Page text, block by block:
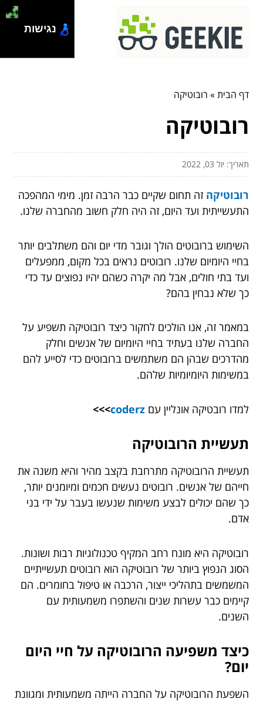
דף הבית» רובוטיקה
רובוטיקה
תאריך: יול 03, 2022
רובוטיקה זה תחום שקיים כבר הרבה זמן. מימי המהפכה
התעשייתית ועד היום, זה היה חלק חשוב מהחברה שלנו.
השימוש ברובוטים הולך וגובר מדי יום והם משתלבים יותר
בחיי היומיום שלנו. רובוטים נראים בכל מקום, ממפעלים
ועד בתי חולים, אבל מה יקרה כשהם יהיו נפוצים עד כדי
כך שלא נבחין בהם?
במאמר זה, אנו הולכים לחקור כיצד רובוטיקה תשפיע על
החברה שלנו בעתיד בחיי היומיום של אנשים וחלק
מהדרכים שבהן הם משתמשים ברובוטים כדי לסייע להם
במשימות היומיומיות שלהם.
למדו רובטיקה אונליין עם coderz
>>>
תעשיית הרובוטיקה
תעשיית הרובוטיקה מתרחבת בקצב מהיר והיא משנה את
חייהם של אנשים. רובוטים נעשים חכמים ומיומנים יותר,
כך שהם יכולים לבצע משימות שנעשו בעבר על ידי בני
אדם.
רובוטיקה היא מונח רחב המקיף טכנולוגיות רבות ושונות.
הסוג הנפוץ ביותר של רובוטיקה הוא רובוטים תעשייתיים
המשמשים בתהליכי ייצור, הרכבה או טיפול בחומרים. הם
קיימים כבר עשרות שנים והשתפרו משמעותית עם
השנים.
כיצד משפיעה הרובוטיקה על חיי היום
יום?
השפעת הרובוטיקה על החברה הייתה משמעותית ומגוונת
נגישות